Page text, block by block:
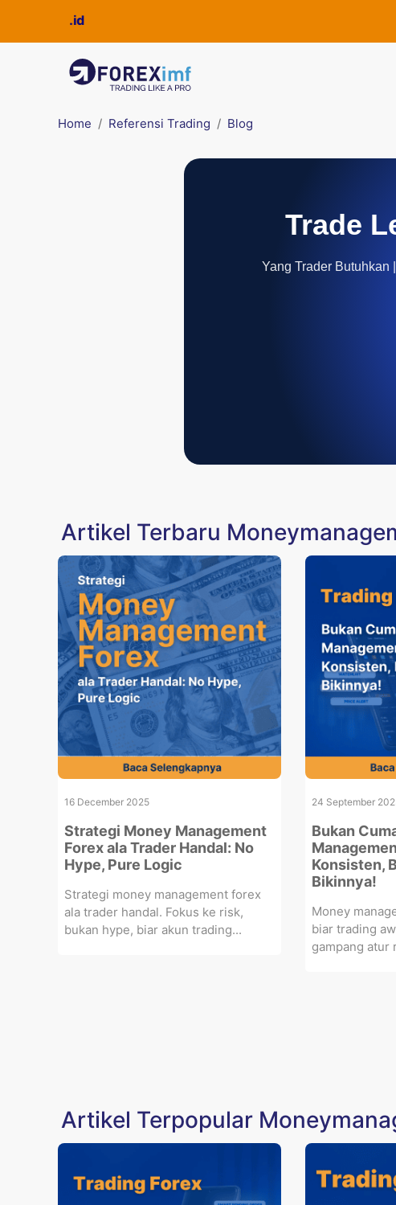
Home Referensi Trading Blog
Trade
Yang Trader Butuhkan
Artikel Terbaru
16 December 2025
Strategi Money Management
Forex ala Trader Handal: No
Hype, Pure Logic
Strategi money management forex
ala trader handal. Fokus ke risk,
bukan hype, biar akun trading...
24 September
Bukan
Konsisten,
Bikinnya!
Money
biar trading
gampang atur
Artikel Terpopular